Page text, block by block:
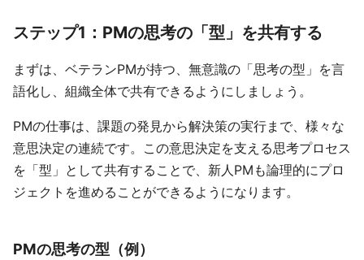
ステップ1：PMの思考の「型」を共有する
まずは、ベテランPMが持つ、無意識の「思考の型」を言
語化し、組織全体で共有できるようにしましょう。
PMの仕事は、課題の発見から解決策の実行まで、様々な
意思決定の連続です。この意思決定を支える思考プロセス
を「型」として共有することで、新人PMも論理的にプロ
ジェクトを進めることができるようになります。
PMの思考の型（例）